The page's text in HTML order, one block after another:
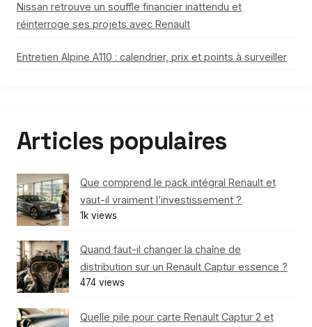
Nissan retrouve un souffle financier inattendu et
réinterroge ses projets avec Renault
Entretien Alpine A110 : calendrier, prix et points à surveiller
Articles populaires
Que comprend le pack intégral Renault et
vaut-il vraiment l’investissement ?
1k views
Quand faut-il changer la chaîne de
distribution sur un Renault Captur essence ?
474 views
Quelle pile pour carte Renault Captur 2 et